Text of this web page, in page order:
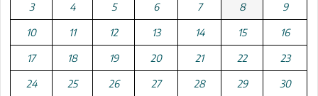
3 4 5 6 7 8 9
10 11 12 13 14 15 16
17 18 19 20 21 22 23
24 25 26 27 28 29 30